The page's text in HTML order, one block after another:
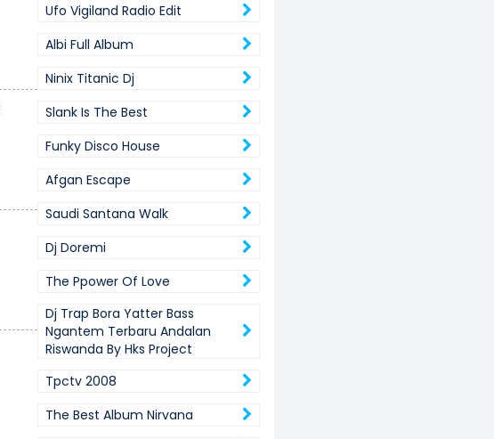
Ufo Vigiland Radio Edit
Albi Full Album
Ninix Titanic Dj
Slank Is The Best
Funky Disco House
Afgan Escape
Saudi Santana Walk
Dj Doremi
The Ppower Of Love
Dj Trap Bora Yatter Bass
Ngantem Terbaru Andalan
Riswanda By Hks Project
Tpctv 2008
The Best Album Nirvana